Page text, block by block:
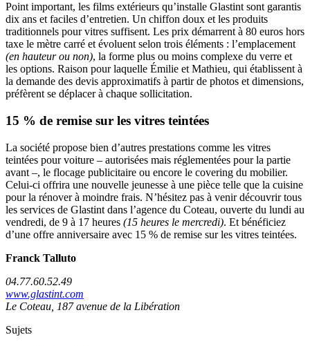
Point important, les films extérieurs qu’installe Glastint sont garantis
dix ans et faciles d’entretien. Un chiffon doux et les produits
traditionnels pour vitres suffisent. Les prix démarrent à 80 euros hors
taxe le mètre carré et évoluent selon trois éléments : l’emplacement
(en hauteur ou non), la forme plus ou moins complexe du verre et
les options. Raison pour laquelle Émilie et Mathieu, qui établissent à
la demande des devis approximatifs à partir de photos et dimensions,
préfèrent se déplacer à chaque sollicitation.
15 % de remise sur les vitres teintées
La société propose bien d’autres prestations comme les vitres
teintées pour voiture – autorisées mais réglementées pour la partie
avant –, le flocage publicitaire ou encore le covering du mobilier.
Celui-ci offrira une nouvelle jeunesse à une pièce telle que la cuisine
pour la rénover à moindre frais. N’hésitez pas à venir découvrir tous
les services de Glastint dans l’agence du Coteau, ouverte du lundi au
vendredi, de 9 à 17 heures (15 heures le mercredi). Et bénéficiez
d’une offre anniversaire avec 15 % de remise sur les vitres teintées.
Franck Talluto
04.77.60.52.49
www.glastint.com
Le Coteau, 187 avenue de la Libération
Sujets